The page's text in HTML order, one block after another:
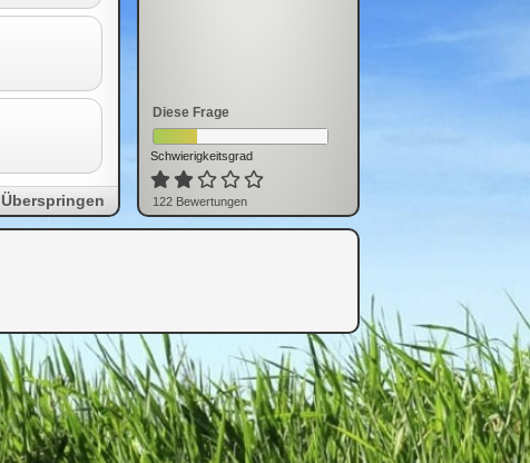
Überspringen
Diese Frage
Schwierigkeitsgrad
122 Bewertungen